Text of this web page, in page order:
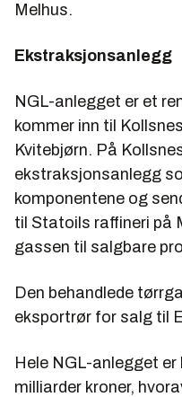
Melhus.
Ekstraksjonsanlegg
NGL-anlegget er et
kommer inn til
Kvitebjørn. På
ekstraksjonsanlegg
komponentene og
til Statoils raffineri på
gassen til salgbare
Den behandlede
eksportrør for salg til
Hele NGL-anlegget
milliarder kroner,